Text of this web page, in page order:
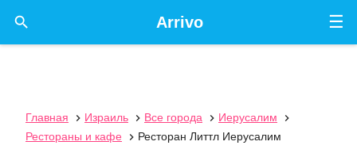
☰
Arrivo

Главная  Израиль  Все города  Иерусалим

Рестораны и кафе
 Ресторан Литтл Иерусалим